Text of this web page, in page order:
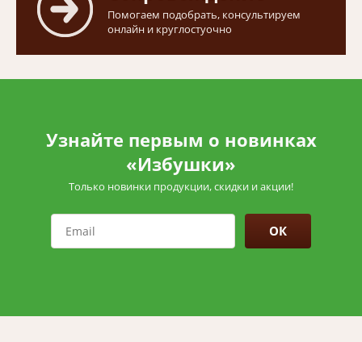
Помогаем подобрать, консультируем
онлайн и круглостуочно
Узнайте первым о новинках
«Избушки»
Только новинки продукции, скидки и акции!
ОК